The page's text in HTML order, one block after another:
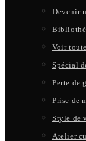
Devenir
Voir
Spécial
Perte de
Prise de
Style de
Atelier